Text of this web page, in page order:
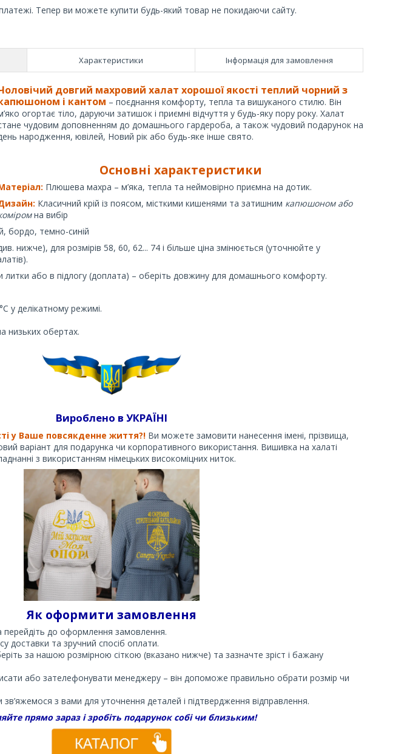
платежі. Тепер ви можете купити будь-який товар не покидаючи сайту.
Характеристики Інформація для замовлення
довгий махровий халат хорошої якості теплий чорний з
і кантом – поєднання комфорту, тепла та вишуканого стилю. Він
огортає тіло, даруючи затишок і приємні відчуття у будь-яку пору року. Халат
чудовим доповненням до домашнього гардероба, а також чудовий подарунок на
народження, ювілей, Новий рік або будь-яке інше свято.
Основні характеристики
Плюшева махра – м’яка, тепла та неймовірно приємна на дотик.
Класичний крій із поясом, місткими кишенями та затишним капюшоном або
на вибір
бордо, темно-синій
нижче), для розмірів 58, 60, 62... 74 і більше ціна змінюється (уточнюйте у
литки або в підлогу (доплата) – оберіть довжину для домашнього комфорту.
у делікатному режимі.
низьких обертах.
Вироблено в УКРАЇНІ
у Ваше повсякденне життя?! Ви можете замовити нанесення імені, прізвища,
варіант для подарунка чи корпоративного використання. Вишивка на халаті
з використанням німецьких високоміцних ниток.
Як оформити замовлення
до оформлення замовлення.
доставки та зручний спосіб оплати.
за нашою розмірною сіткою (вказано нижче) та зазначте зріст і бажану
або зателефонувати менеджеру – він допоможе правильно обрати розмір чи
з вами для уточнення деталей і підтвердження відправлення.
прямо зараз і зробіть подарунок собі чи близьким!